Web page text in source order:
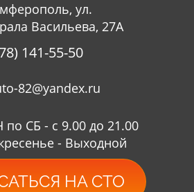
ул.
Васильева, 27А
141-55-50
82@yandex.ru
по СБ - с 9.00 до 21.00
- Выходной
НА СТО